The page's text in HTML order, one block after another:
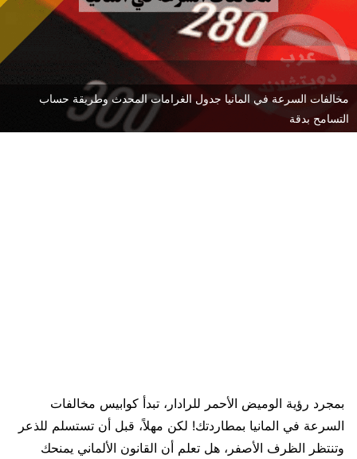
مخالفات السرعة في المانيا جدول الغرامات المحدث وطريقة حساب
التسامح بدقة
بمجرد رؤية الوميض الأحمر للرادار، تبدأ كوابيس مخالفات
السرعة في المانيا بمطاردتك! لكن مهلاً، قبل أن تستسلم للذعر
وتنتظر الظرف الأصفر، هل تعلم أن القانون الألماني يمنحك